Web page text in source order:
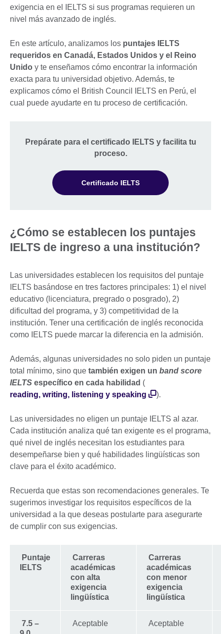
exigencia en el IELTS si sus programas requieren un
nivel más avanzado de inglés.
En este artículo, analizamos los puntajes IELTS
requeridos en Canadá, Estados Unidos y el Reino
Unido y te enseñamos cómo encontrar la información
exacta para tu universidad objetivo. Además, te
explicamos cómo el British Council IELTS en Perú, el
cual puede ayudarte en tu proceso de certificación.
Prepárate para el certificado IELTS y facilita tu
proceso.
Certificado IELTS
¿Cómo se establecen los puntajes
IELTS de ingreso a una institución?
Las universidades establecen los requisitos del puntaje
IELTS basándose en tres factores principales: 1) el nivel
educativo (licenciatura, pregrado o posgrado), 2)
dificultad del programa, y 3) competitividad de la
institución. Tener una certificación de inglés reconocida
como IELTS puede marcar la diferencia en la admisión.
Además, algunas universidades no solo piden un puntaje
total mínimo, sino que también exigen un band score
IELTS específico en cada habilidad (
reading, writing, listening y speaking
).
Las universidades no eligen un puntaje IELTS al azar.
Cada institución analiza qué tan exigente es el programa,
qué nivel de inglés necesitan los estudiantes para
desempeñarse bien y qué habilidades lingüísticas son
clave para el éxito académico.
Recuerda que estas son recomendaciones generales. Te
sugerimos investigar los requisitos específicos de la
universidad a la que deseas postularte para asegurarte
de cumplir con sus exigencias.
Puntaje
IELTS
Carreras
académicas
con alta
exigencia
lingüística
Carreras
académicas
con menor
exigencia
lingüística
7.5 –
Aceptable Aceptable